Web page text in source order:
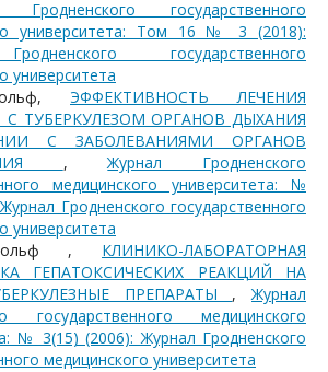
Гродненского государственного
университета: Том 16 № 3 (2018):
государственного
университета
ЭФФЕКТИВНОСТЬ ЛЕЧЕНИЯ
ТУБЕРКУЛЕЗОМ ОРГАНОВ ДЫХАНИЯ
С ЗАБОЛЕВАНИЯМИ ОРГАНОВ
,Журнал Гродненского
медицинского университета: №
Гродненского государственного
университета
, КЛИНИКО-ЛАБОРАТОРНАЯ
ГЕПАТОКСИЧЕСКИХ РЕАКЦИЙ НА
ПРЕПАРАТЫ ,Журнал
государственного медицинского
№ 3(15) (2006): Журнал Гродненского
медицинского университета